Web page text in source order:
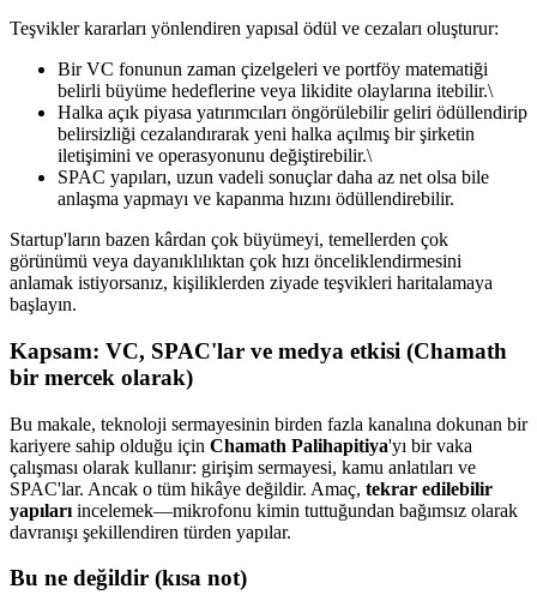
Teşvikler kararları yönlendiren yapısal ödül ve cezaları oluşturur:
Bir VC fonunun zaman çizelgeleri ve portföy matematiği
belirli büyüme hedeflerine veya likidite olaylarına itebilir.\
Halka açık piyasa yatırımcıları öngörülebilir geliri ödüllendirip
belirsizliği cezalandırarak yeni halka açılmış bir şirketin
iletişimini ve operasyonunu değiştirebilir.\
SPAC yapıları, uzun vadeli sonuçlar daha az net olsa bile
anlaşma yapmayı ve kapanma hızını ödüllendirebilir.
Startup'ların bazen kârdan çok büyümeyi, temellerden çok
görünümü veya dayanıklılıktan çok hızı önceliklendirmesini
anlamak istiyorsanız, kişiliklerden ziyade teşvikleri haritalamaya
başlayın.
Kapsam: VC, SPAC'lar ve medya etkisi (Chamath
bir mercek olarak)
Bu makale, teknoloji sermayesinin birden fazla kanalına dokunan bir
kariyere sahip olduğu için Chamath Palihapitiya'yı bir vaka
çalışması olarak kullanır: girişim sermayesi, kamu anlatıları ve
SPAC'lar. Ancak o tüm hikâye değildir. Amaç, tekrar edilebilir
yapıları incelemek—mikrofonu kimin tuttuğundan bağımsız olarak
davranışı şekillendiren türden yapılar.
Bu ne değildir (kısa not)